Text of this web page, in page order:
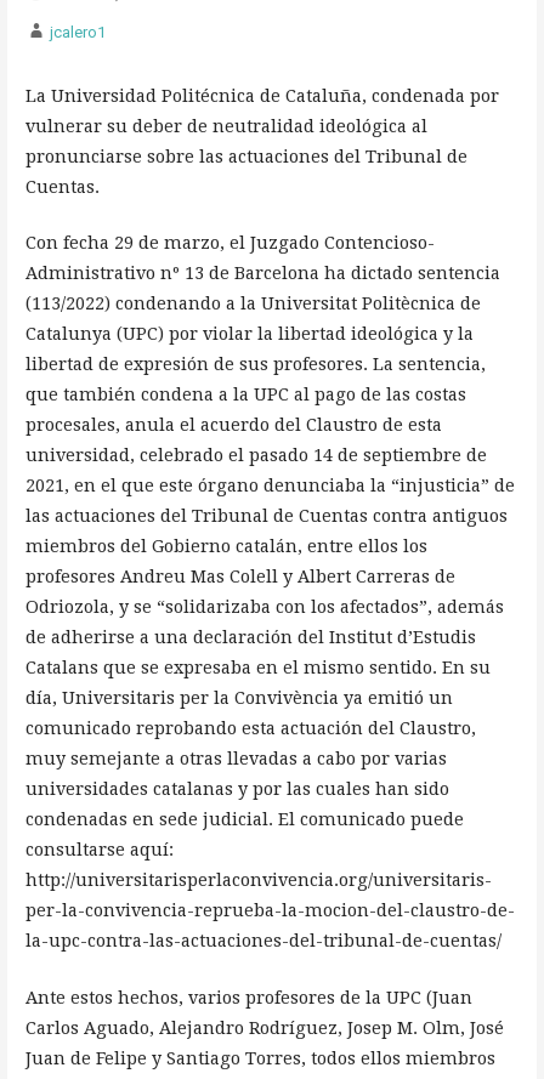
jcalero1
La Universidad Politécnica de Cataluña, condenada por
vulnerar su deber de neutralidad ideológica al
pronunciarse sobre las actuaciones del Tribunal de
Cuentas.
Con fecha 29 de marzo, el Juzgado Contencioso-
Administrativo nº 13 de Barcelona ha dictado sentencia
(113/2022) condenando a la Universitat Politècnica de
Catalunya (UPC) por violar la libertad ideológica y la
libertad de expresión de sus profesores. La sentencia,
que también condena a la UPC al pago de las costas
procesales, anula el acuerdo del Claustro de esta
universidad, celebrado el pasado 14 de septiembre de
2021, en el que este órgano denunciaba la “injusticia” de
las actuaciones del Tribunal de Cuentas contra antiguos
miembros del Gobierno catalán, entre ellos los
profesores Andreu Mas Colell y Albert Carreras de
Odriozola, y se “solidarizaba con los afectados”, además
de adherirse a una declaración del Institut d’Estudis
Catalans que se expresaba en el mismo sentido. En su
día, Universitaris per la Convivència ya emitió un
comunicado reprobando esta actuación del Claustro,
muy semejante a otras llevadas a cabo por varias
universidades catalanas y por las cuales han sido
condenadas en sede judicial. El comunicado puede
consultarse aquí:
http://universitarisperlaconvivencia.org/universitaris-
per-la-convivencia-reprueba-la-mocion-del-claustro-de-
la-upc-contra-las-actuaciones-del-tribunal-de-cuentas/
Ante estos hechos, varios profesores de la UPC (Juan
Carlos Aguado, Alejandro Rodríguez, Josep M. Olm, José
Juan de Felipe y Santiago Torres, todos ellos miembros